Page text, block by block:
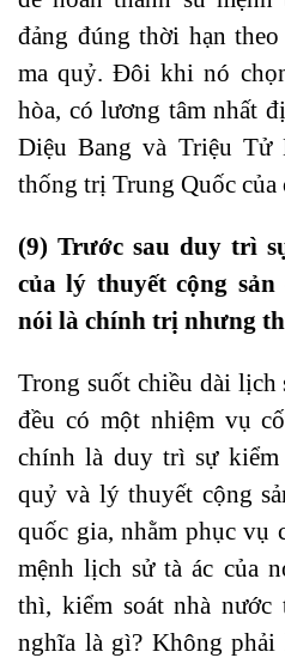
đảng đúng thời hạn
ma quỷ. Đôi khi nó
hòa, có lương tâm nhất
Diệu Bang và Triệu Tử
thống trị Trung Quốc của
(9) Trước sau duy trì
của lý thuyết cộng
nói là chính trị nhưng
Trong suốt chiều dài lịch
đều có một nhiệm vụ
chính là duy trì sự kiểm
quỷ và lý thuyết cộng
quốc gia, nhằm phục vụ
mệnh lịch sử tà ác của
thì, kiểm soát nhà nước
nghĩa là gì? Không